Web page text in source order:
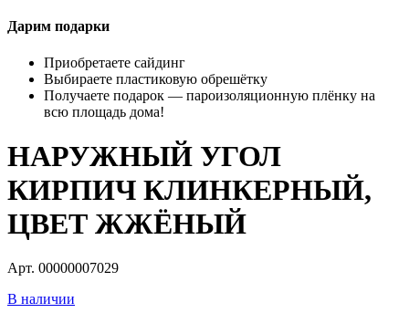
Дарим подарки
Приобретаете сайдинг
Выбираете пластиковую обрешётку
Получаете подарок — пароизоляционную плёнку на
всю площадь дома!
НАРУЖНЫЙ УГОЛ
КИРПИЧ КЛИНКЕРНЫЙ,
ЦВЕТ ЖЖЁНЫЙ
Арт. 00000007029
В наличии